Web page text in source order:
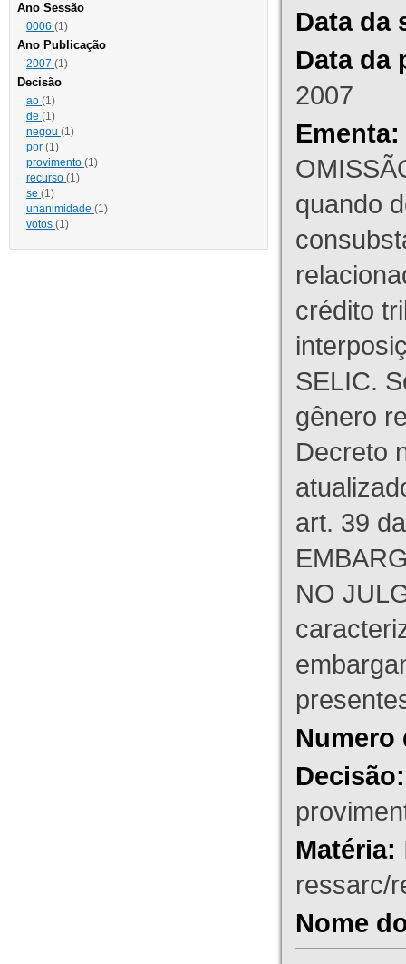
Ano Sessão
0006 (1)
Ano Publicação
2007 (1)
Decisão
ao (1)
de (1)
negou (1)
por (1)
provimento (1)
recurso (1)
se (1)
unanimidade (1)
votos (1)
Data da
Data da
2007
Ementa:
quando
crédito
SELIC.
gênero
Decreto
art. 39
NO
Numero
Decisão:
Matéria:
ressarc/
Nome